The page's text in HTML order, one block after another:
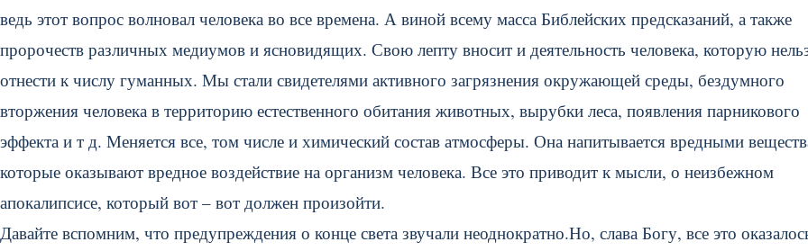
ведь этот вопрос волновал человека во все времена. А виной всему масса Библейских предсказаний, а также
пророчеств различных медиумов и ясновидящих. Свою лепту вносит и деятельность человека, которую
отнести к числу гуманных. Мы стали свидетелями активного загрязнения окружающей среды, бездумного
вторжения человека в территорию естественного обитания животных, вырубки леса, появления парникового
эффекта и т д. Меняется все, том числе и химический состав атмосферы. Она напитывается вредными
которые оказывают вредное воздействие на организм человека. Все это приводит к мысли, о неизбежном
апокалипсисе, который вот – вот должен произойти.
Давайте вспомним, что предупреждения о конце света звучали неоднократно.Но, слава Богу, все это